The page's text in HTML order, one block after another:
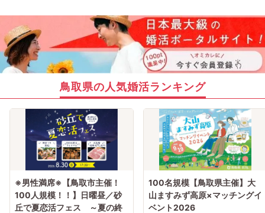
鳥取県の人気婚活ランキング
※男性満席※【鳥取市主催！
100人規模！！】日曜昼／砂
丘で夏恋活フェス ～夏の終
100名規模【鳥取県主催】大
山ますみず高原×マッチングイ
ベント2026